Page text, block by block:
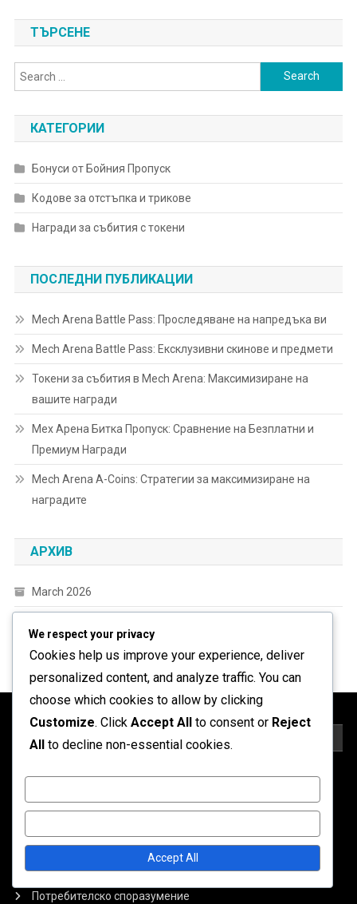
ТЪРСЕНЕ
Search
for:
КАТЕГОРИИ
Бонуси от Бойния Пропуск
Кодове за отстъпка и трикове
Награди за събития с токени
ПОСЛЕДНИ ПУБЛИКАЦИИ
Mech Arena Battle Pass: Проследяване на напредъка ви
Mech Arena Battle Pass: Ексклузивни скинове и предмети
Токени за събития в Mech Arena: Максимизиране на
вашите награди
Мех Арена Битка Пропуск: Сравнение на Безплатни и
Премиум Награди
Mech Arena A-Coins: Стратегии за максимизиране на
наградите
АРХИВ
March 2026
ПРАВНА ИНФОРМАЦИЯ
Предпочитания за бисквитки
Политика за защита на данните
Потребителско споразумение
We respect your privacy
Cookies help us improve your experience, deliver
personalized content, and analyze traffic. You can
choose which cookies to allow by clicking
Customize. Click Accept All to consent or Reject
All to decline non-essential cookies.
Accept All